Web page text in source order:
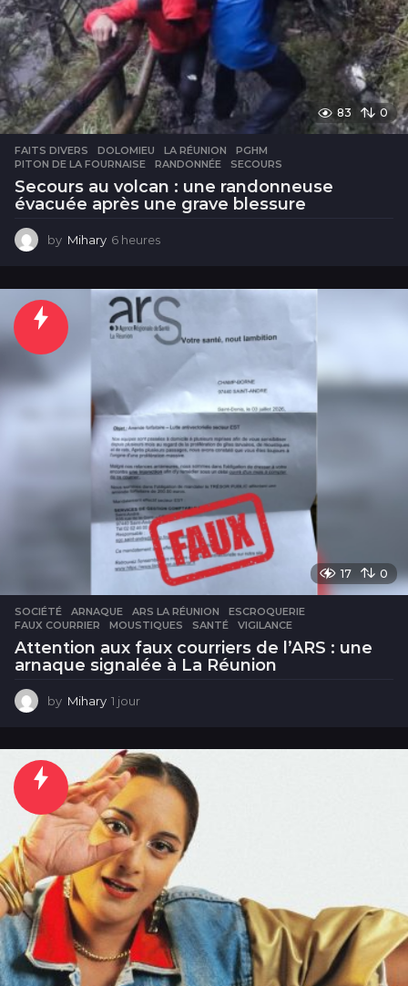
83 0
FAITS DIVERS DOLOMIEU ,LA RÉUNION ,PGHM
PITON DE LA FOURNAISE
,RANDONNÉE ,SECOURS
Secours au volcan : une randonneuse
évacuée après une grave blessure
by Mihary 6 heures
u
e
s
17 0
SOCIÉTÉ ARNAQUE ,ARS LA RÉUNION ,ESCROQUERIE
FAUX COURRIER
,MOUSTIQUES ,SANTÉ ,VIGILANCE
Attention aux faux courriers de l’ARS : une
arnaque signalée à La Réunion
by Mihary 1 jour
u
r